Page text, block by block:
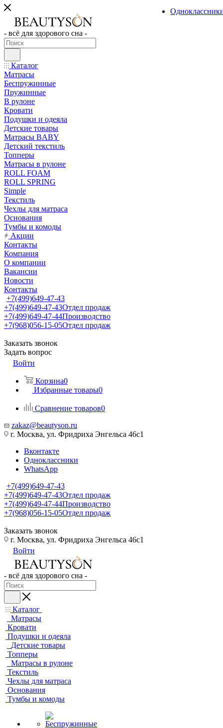
- всё для здорового сна -
Каталог
Матрасы
Беспружинные
Пружинные
В рулоне
Кровати
Подушки и одеяла
Детские товары
Матрасы BABY
Детский текстиль
Топперы
Матрасы в рулоне
ROLL FOAM
ROLL SPRING
Simple
Текстиль
Чехлы для матраса
Основания
Тумбы и комоды
Акции
Контакты
Компания
О компании
Вакансии
Новости
Контакты
+7(499)649-47-43
+7(499)649-47-43Отдел продаж
+7(499)649-47-44Производство
+7(968)056-15-05Отдел продаж
Заказать звонок
Задать вопрос
Войти
Корзина0
Избранные товары0
Сравнение товаров0
zakaz@beautyson.ru
г. Москва, ул. Фридриха Энгельса 46с1
Вконтакте
Одноклассники
WhatsApp
+7(499)649-47-43
+7(499)649-47-43Отдел продаж
+7(499)649-47-44Производство
+7(968)056-15-05Отдел продаж
Заказать звонок
г. Москва, ул. Фридриха Энгельса 46с1
Войти
- всё для здорового сна -
Каталог
Матрасы
Кровати
Подушки и одеяла
Детские товары
Топперы
Матрасы в рулоне
Текстиль
Чехлы для матраса
Основания
Тумбы и комоды